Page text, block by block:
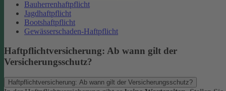
Bauherrenhaftpflicht
Jagdhaftpflicht
Bootshaftpflicht
Gewässerschaden-Haftpflicht
Haftpflichtversicherung: Ab wann gilt der
Versicherungsschutz?
Haftpflichtversicherung: Ab wann gilt der Versicherungsschutz?